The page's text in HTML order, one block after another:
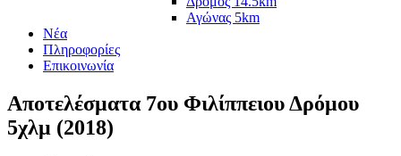
Αγώνας 5km
Νέα
Πληροφορίες
Επικοινωνία
Αποτελέσματα 7ου Φιλίππειου Δρόμου
5χλμ (2018)